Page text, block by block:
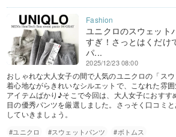
ユニクロのスウェット
すぎ！さっとはくだ
パ...
2025/12/23 08:00
おしゃれな大人女子の間で人気のユニクロの「ス
着心地ながらきれいなシルエットで、こなれた雰
アイテムばかり♪そこで今回は、大人女子におす
目の優秀パンツを厳選しました。さっそく口コミ
していきましょう。
#ユニクロ #スウェットパンツ #ボトムス